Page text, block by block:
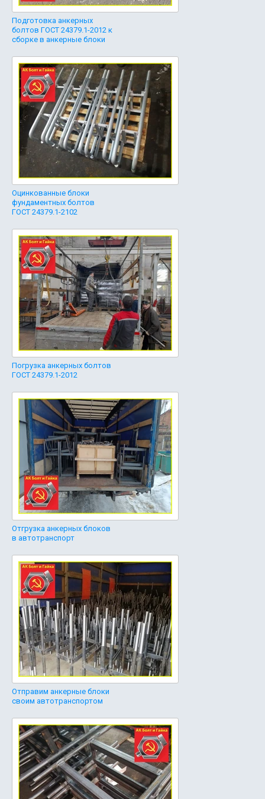
Подготовка анкерных
болтов ГОСТ 24379.1-2012 к
сборке в анкерные блоки
Оцинкованные блоки
фундаментных болтов
ГОСТ 24379.1-2102
Погрузка анкерных болтов
ГОСТ 24379.1-2012
Отгрузка анкерных блоков
в автотранспорт
Отправим анкерные блоки
своим автотранспортом